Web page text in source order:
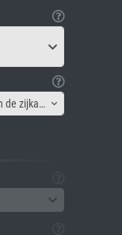
Canvas lijst - Afbeelding gespiegeld aan de zijkant